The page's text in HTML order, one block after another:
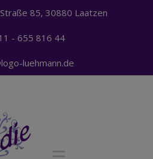
85, 30880 Laatzen
- 655 816 44
luehmann.de